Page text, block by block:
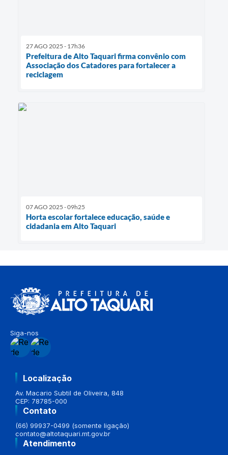
27 AGO 2025 - 17h36
Prefeitura de Alto Taquari firma convênio com
Associação dos Catadores para fortalecer a
reciclagem
07 AGO 2025 - 09h25
Horta escolar fortalece educação, saúde e
cidadania em Alto Taquari
Siga-nos
Localização
Av. Macario Subtil de Oliveira, 848
CEP: 78785-000
Contato
(66) 99937-0499 (somente ligação)
contato@altotaquari.mt.gov.br
Atendimento